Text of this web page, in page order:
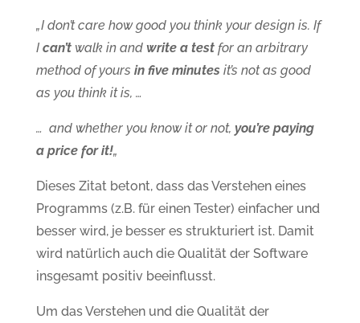
„I don’t care how good you think your design is. If
I can’twalk in and write a testfor an arbitrary
method of yours in five minutesit’s not as good
as you think it is, …
… and whether you know it or not, you’re paying
a price for it!„
Dieses Zitat betont, dass das Verstehen eines
Programms (z.B. für einen Tester) einfacher und
besser wird, je besser es strukturiert ist. Damit
wird natürlich auch die Qualität der Software
insgesamt positiv beeinflusst.
Um das Verstehen und die Qualität der